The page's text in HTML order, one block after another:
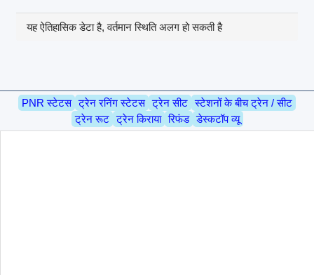
यह ऐतिहासिक डेटा है, वर्तमान स्थिति अलग हो सकती है
PNR स्टेटस ट्रेन रनिंग स्टेटस ट्रेन सीट स्टेशनों के बीच ट्रेन / सीट
ट्रेन रूट ट्रेन किराया रिफंड डेस्कटॉप व्यू